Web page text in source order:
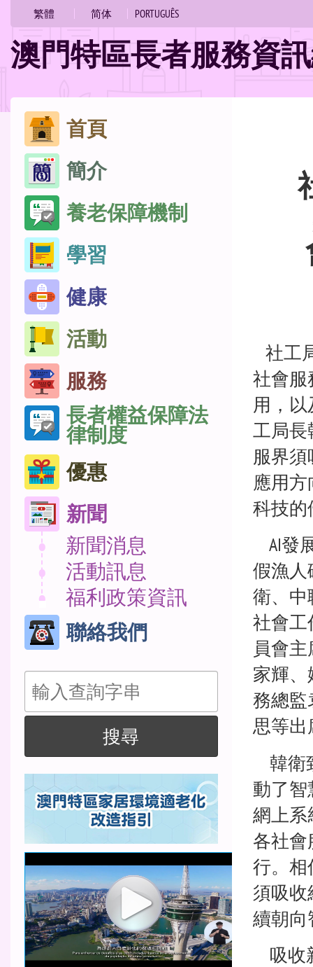
繁體 简体 PORTUGUÊS
澳門特區長者服務資
跳
至
內
容
首頁
簡介
養老保障機制
學習
健康
活動
服務
長者權益保障法
律制度
優惠
新聞
新聞消息
活動訊息
福利政策資訊
聯絡我們
搜
尋
搜尋
位
置
社工
社會服
用，
工局長
服界
應用
科技的
AI發
假漁人
衛、中
社會工
員會
家輝
務總監
思等出
韓衛
動了
網上系
各社
行。相
須吸
續朝向
吸收